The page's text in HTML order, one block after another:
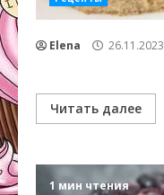
Elena 26.11.2023
Читать далее
1 мин чтения